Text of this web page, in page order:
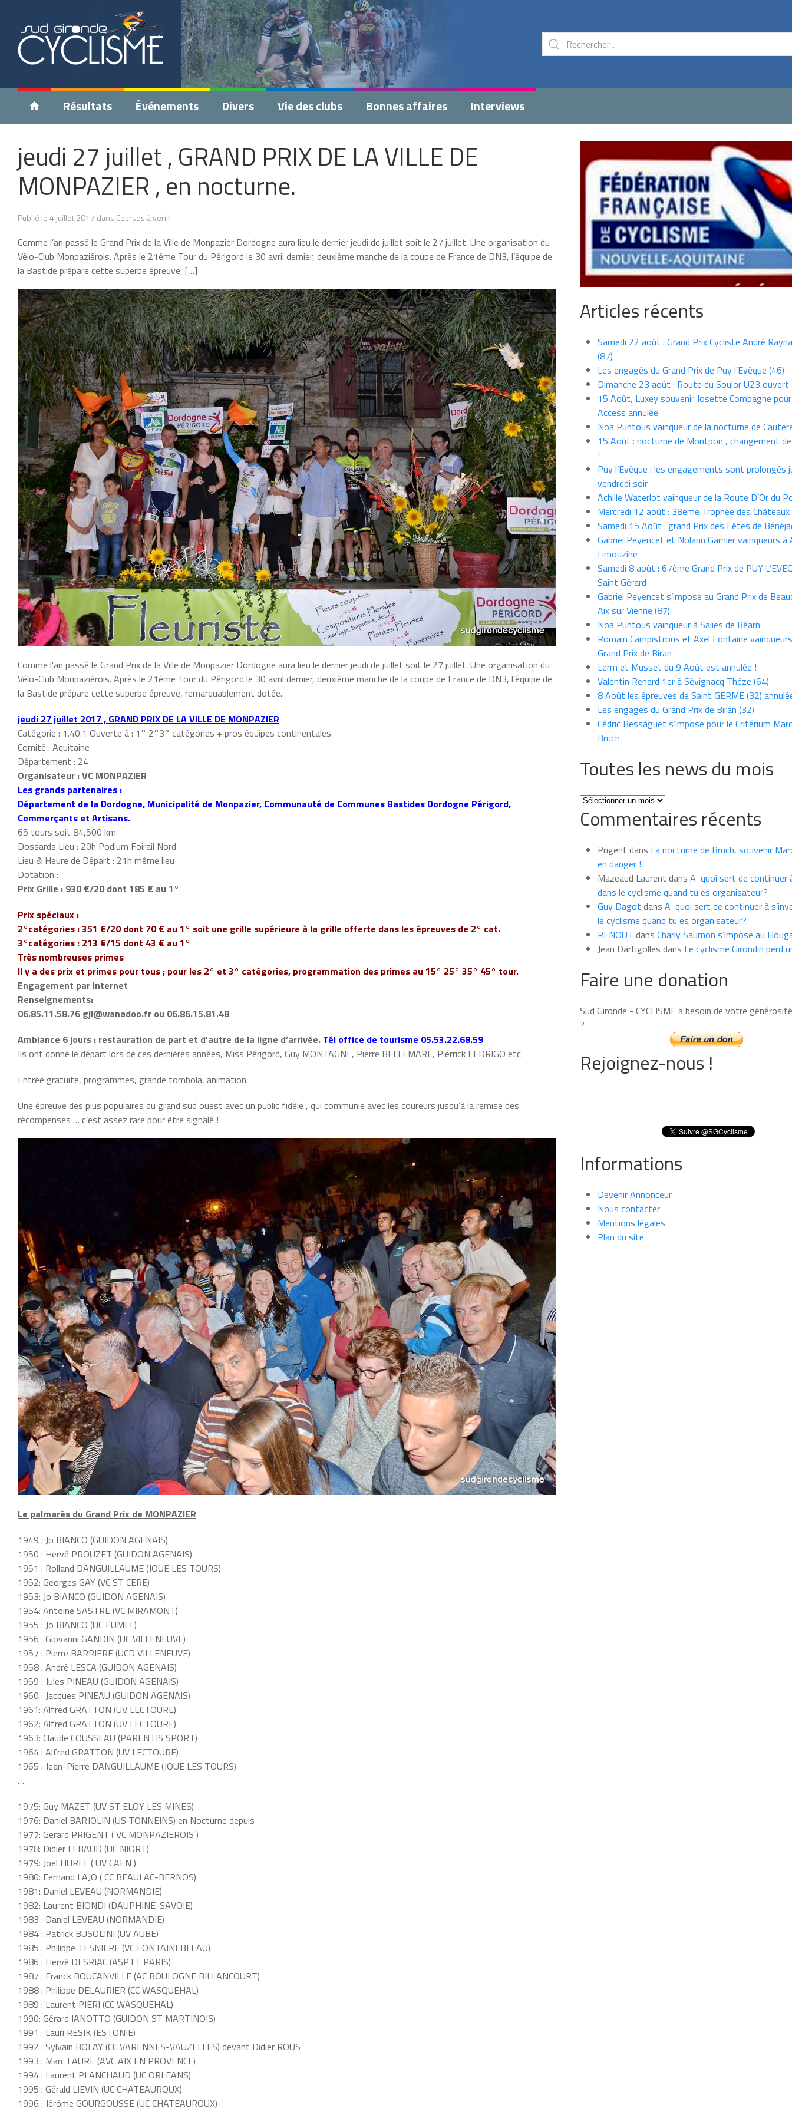
Résultats Événements Divers Vie des clubs Bonnes affaires Interviews
jeudi 27 juillet , GRAND PRIX DE LA VILLE DE
MONPAZIER , en nocturne.
Publié le 4 juillet 2017 dans Courses à venir
Comme l’an passé le Grand Prix de la Ville de Monpazier Dordogne aura lieu le dernier jeudi de juillet soit le 27 juillet. Une organisation du
Vélo-Club Monpaziérois. Après le 21éme Tour du Périgord le 30 avril dernier, deuxième manche de la coupe de France de DN3, l’équipe de
la Bastide prépare cette superbe épreuve, […]
Comme l’an passé le Grand Prix de la Ville de Monpazier Dordogne aura lieu le dernier jeudi de juillet soit le 27 juillet. Une organisation du
Vélo-Club Monpaziérois. Après le 21éme Tour du Périgord le 30 avril dernier, deuxième manche de la coupe de France de DN3, l’équipe de
la Bastide prépare cette superbe épreuve, remarquablement dotée.
jeudi 27 juillet 2017 , GRAND PRIX DE LA VILLE DE MONPAZIER
Catégorie : 1.40.1 Ouverte à : 1° 2°3° catégories + pros équipes continentales.
Comité : Aquitaine
Département : 24
Organisateur : VC MONPAZIER
Les grands partenaires :
Département de la Dordogne, Municipalité de Monpazier, Communauté de Communes Bastides Dordogne Périgord,
Commerçants et Artisans.
65 tours soit 84,500 km
Dossards Lieu : 20h Podium Foirail Nord
Lieu & Heure de Départ : 21h même lieu
Dotation :
Prix Grille : 930 €/20 dont 185 € au 1°
Prix spéciaux :
2°catégories : 351 €/20 dont 70 € au 1° soit une grille supérieure à la grille offerte dans les épreuves de 2° cat.
3°catégories : 213 €/15 dont 43 € au 1°
Très nombreuses primes
Il y a des prix et primes pour tous ; pour les 2° et 3° catégories, programmation des primes au 15° 25° 35° 45° tour.
Engagement par internet
Renseignements:
06.85.11.58.76 gjl@wanadoo.fr ou 06.86.15.81.48
Ambiance 6 jours : restauration de part et d’autre de la ligne d’arrivée. Tél office de tourisme 05.53.22.68.59
Ils ont donné le départ lors de ces dernières années, Miss Périgord, Guy MONTAGNE, Pierre BELLEMARE, Pierrick FEDRIGO etc.
Entrée gratuite, programmes, grande tombola, animation.
Une épreuve des plus populaires du grand sud ouest avec un public fidèle , qui communie avec les coureurs jusqu’à la remise des
récompenses … c’est assez rare pour être signalé !
Le palmarès du Grand Prix de MONPAZIER
1949 : Jo BIANCO (GUIDON AGENAIS)
1950 : Hervé PROUZET (GUIDON AGENAIS)
1951 : Rolland DANGUILLAUME (JOUE LES TOURS)
1952: Georges GAY (VC ST CERE)
1953: Jo BIANCO (GUIDON AGENAIS)
1954: Antoine SASTRE (VC MIRAMONT)
1955 : Jo BIANCO (UC FUMEL)
1956 : Giovanni GANDIN (UC VILLENEUVE)
1957 : Pierre BARRIERE (UCD VILLENEUVE)
1958 : André LESCA (GUIDON AGENAIS)
1959 : Jules PINEAU (GUIDON AGENAIS)
1960 : Jacques PINEAU (GUIDON AGENAIS)
1961: Alfred GRATTON (UV LECTOURE)
1962: Alfred GRATTON (UV LECTOURE)
1963: Claude COUSSEAU (PARENTIS SPORT)
1964 : Alfred GRATTON (UV LECTOURE)
1965 : Jean-Pierre DANGUILLAUME (JOUE LES TOURS)
…
1975: Guy MAZET (UV ST ELOY LES MINES)
1976: Daniel BARJOLIN (US TONNEINS) en Nocturne depuis
1977: Gerard PRIGENT ( VC MONPAZIEROIS )
1978: Didier LEBAUD (UC NIORT)
1979: Joel HUREL ( UV CAEN )
1980: Fernand LAJO ( CC BEAULAC-BERNOS)
1981: Daniel LEVEAU (NORMANDIE)
1982: Laurent BIONDI (DAUPHINE-SAVOIE)
1983 : Daniel LEVEAU (NORMANDIE)
1984 : Patrick BUSOLINI (UV AUBE)
1985 : Philippe TESNIERE (VC FONTAINEBLEAU)
1986 : Hervé DESRIAC (ASPTT PARIS)
1987 : Franck BOUCANVILLE (AC BOULOGNE BILLANCOURT)
1988 : Philippe DELAURIER (CC WASQUEHAL)
1989 : Laurent PIERI (CC WASQUEHAL)
1990: Gérard IANOTTO (GUIDON ST MARTINOIS)
1991 : Lauri RESIK (ESTONIE)
1992 : Sylvain BOLAY (CC VARENNES-VAUZELLES) devant Didier ROUS
1993 : Marc FAURE (AVC AIX EN PROVENCE)
1994 : Laurent PLANCHAUD (UC ORLEANS)
1995 : Gérald LIEVIN (UC CHATEAUROUX)
1996 : Jérôme GOURGOUSSE (UC CHATEAUROUX)
Articles récents
Samedi 22 août : Grand Prix Cycliste André
(87)
Les engagés du Grand Prix de Puy l’Evèque (46)
Dimanche 23 août : Route du Soulor U23 ouvert
15 Août, Luxey souvenir Josette Compagne
Access annulée
Noa Puntous vainqueur de la nocturne de
15 Août : nocturne de Montpon , changement
!
Puy l’Evèque : les engagements sont prolongés
vendredi soir
Achille Waterlot vainqueur de la Route D’Or du
Mercredi 12 août : 38ème Trophée des Châteaux
Samedi 15 Août : grand Prix des Fêtes de
Gabriel Peyencet et Nolann Garnier vainqueurs à
Limouzine
Samedi 8 août : 67ème Grand Prix de PUY
Saint Gérard
Gabriel Peyencet s’impose au Grand Prix de
Aix sur Vienne (87)
Noa Puntous vainqueur à Salies de Béarn
Romain Campistrous et Axel Fontaine
Grand Prix de Biran
Lerm et Musset du 9 Août est annulée !
Valentin Renard 1er à Sévignacq Théze (64)
8 Août les épreuves de Saint GERME (32)
Les engagés du Grand Prix de Biran (32)
Cédric Bessaguet s’impose pour le Critérium
Bruch
Toutes les news du mois
Toutes
les
news
mois
Commentaires récents
Prigent dans La nocturne de Bruch, souvenir
en danger !
Mazeaud Laurent dans A quoi sert de continuer
dans le cyclisme quand tu es organisateur?
Guy Dagot dans A quoi sert de continuer à
le cyclisme quand tu es organisateur?
RENOUT dans Charly Saumon s’impose au
Jean Dartigolles dans Le cyclisme Girondin perd
Faire une donation
Sud Gironde - CYCLISME a besoin de votre
?
Rejoignez-nous !
Informations
Devenir Annonceur
Nous contacter
Mentions légales
Plan du site